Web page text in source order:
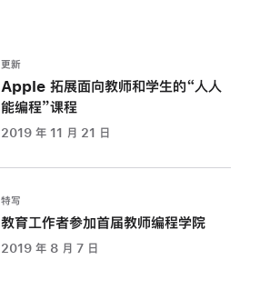
更新
Apple 拓展面向教师和学生的“人人
能编程”课程
2019 年 11 月 21 日
特写
教育工作者参加首届教师编程学院
2019 年 8 月 7 日